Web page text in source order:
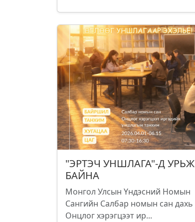
"ЭРТЭЧ УНШЛАГА"-Д УРЬЖ
БАЙНА
Монгол Улсын Үндэсний Номын
Сангийн Салбар номын сан дахь
Онцлог хэрэгцээт ир...